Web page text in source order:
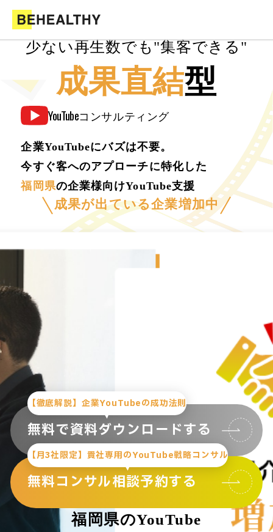
少ない再生数でも"集客できる"
成果直結型
YouTubeコンサルティング
企業YouTubeにバズは不要。
今すぐ客へのアプローチに特化した
福岡県の企業様向けYouTube支援
成果が出ている企業増加中
【徹底解説】企業YouTubeの成功法則
無料で資料ダウンロードする
【月3社限定】貴社専用のYouTube戦略コンサル
無料コンサル相談予約する
福岡県のYouTube